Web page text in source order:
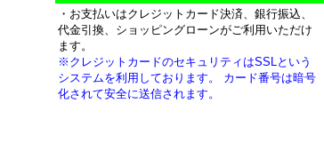
・お支払いはクレジットカード決済、銀行振込、
代金引換、ショッピングローンがご利用いただけ
ます。
※クレジットカードのセキュリティはSSLという
システムを利用しております。 カード番号は暗号
化されて安全に送信されます。